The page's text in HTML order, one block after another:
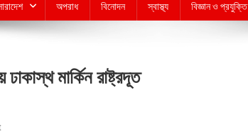
অপরাধ বিনোদন স্বাস্থ্য বিজ্ঞান ও প্রযুক্তি
মার্কিন রাষ্ট্রদূত
On